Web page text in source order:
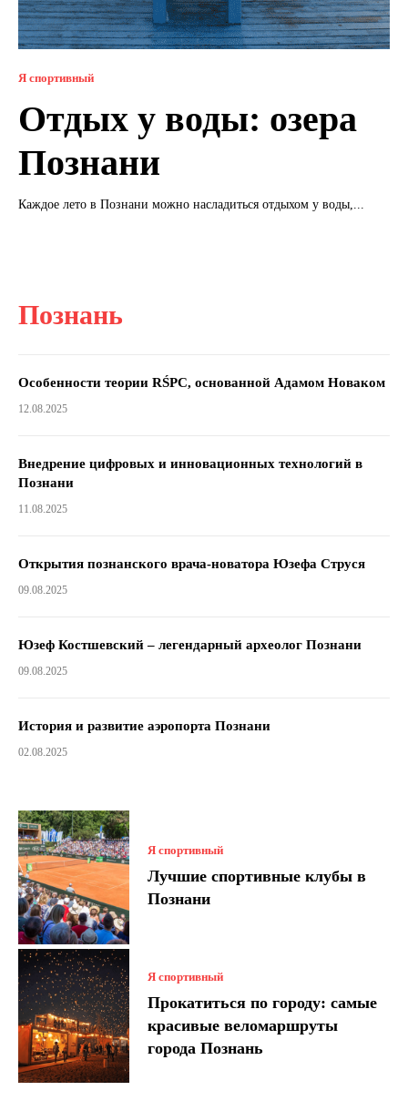
Я спортивный
Отдых у воды: озера
Познани
Каждое лето в Познани можно насладиться отдыхом у воды,...
Познань
Особенности теории RŚPC, основанной Адамом Новаком
12.08.2025
Внедрение цифровых и инновационных технологий в
Познани
11.08.2025
Открытия познанского врача-новатора Юзефа Струся
09.08.2025
Юзеф Костшевский – легендарный археолог Познани
09.08.2025
История и развитие аэропорта Познани
02.08.2025
Я спортивный
Лучшие спортивные клубы в
Познани
Я спортивный
Прокатиться по городу: самые
красивые веломаршруты
города Познань